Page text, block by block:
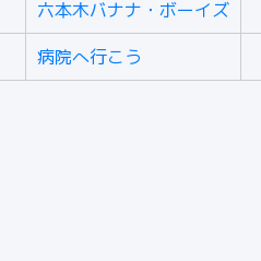
六本木バナナ・ボーイズ
病院へ行こう